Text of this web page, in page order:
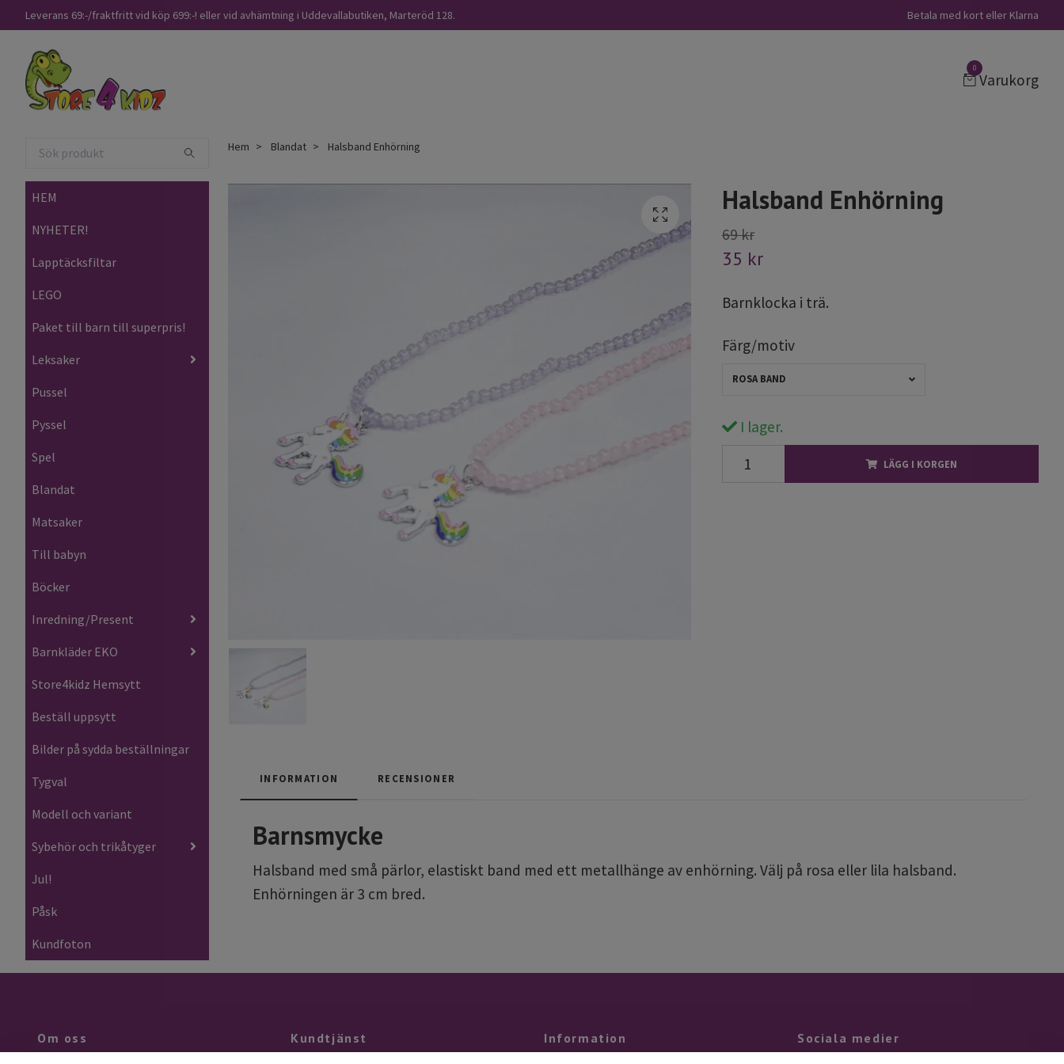
Leverans 69:-/fraktfritt vid köp 699:-! eller vid avhämtning i Uddevallabutiken, Marteröd 128. Betala med kort eller Klarna
0
Varukorg
HEM
NYHETER!
Lapptäcksfiltar
LEGO
Paket till barn till superpris!
Leksaker
Pussel
Pyssel
Spel
Blandat
Matsaker
Till babyn
Böcker
Inredning/Present
Barnkläder EKO
Store4kidz Hemsytt
Beställ uppsytt
Bilder på sydda beställningar
Tygval
Modell och variant
Sybehör och trikåtyger
Jul!
Påsk
Kundfoton
Hem Blandat Halsband Enhörning
Halsband Enhörning
69 kr
35 kr
Barnklocka i trä.
Färg/motiv
ROSA BAND
I lager.
LÄGG I KORGEN
INFORMATION RECENSIONER
Barnsmycke
Halsband med små pärlor, elastiskt band med ett metallhänge av enhörning. Välj på rosa eller lila halsband.
Enhörningen är 3 cm bred.
Om oss Kundtjänst Information Sociala medier